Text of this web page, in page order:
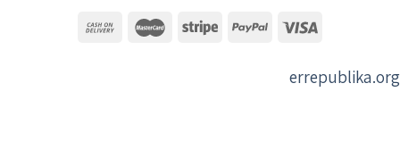
errepublika.org